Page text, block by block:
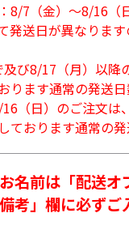
8/7（金）～8/16（日
発送日が異なりま
及び8/17（月）以降
ります通常の発送
（日）のご注文は
ております通常の
名前は「配送オ
考」欄に必ずご